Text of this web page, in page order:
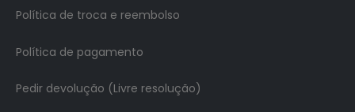
Política de troca e reembolso
Política de pagamento
Pedir devolução (Livre resolução)